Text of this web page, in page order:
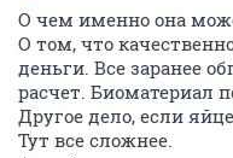
О чем именно она
О том, что
деньги. Все заранее
расчет. Биоматериал
Другое дело, если
Тут все сложнее.